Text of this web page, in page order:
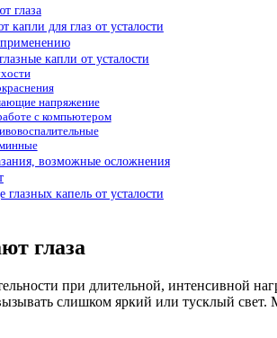
глаза
капли для глаз от усталости
капли от усталости
напряжение
с компьютером
возможные осложнения
глазных капель от усталости
глаза
при длительной, интенсивной
слишком яркий или тусклый